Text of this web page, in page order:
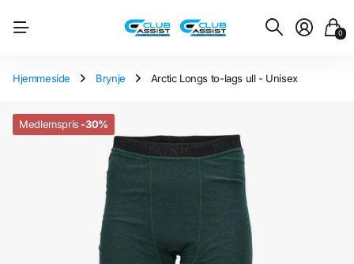
0
Hjemmeside Brynje Arctic Longs to-lags ull - Unisex
Medlemspris -30%